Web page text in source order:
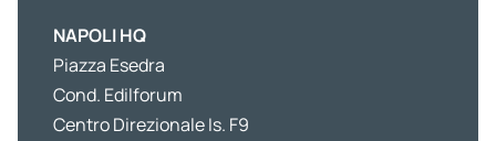
NAPOLI HQ
Piazza Esedra
Cond. Edilforum
Centro Direzionale Is. F9